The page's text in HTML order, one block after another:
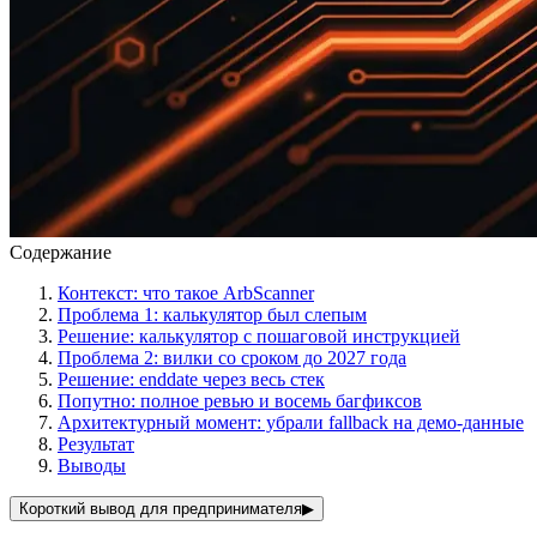
Содержание
Контекст: что такое ArbScanner
Проблема 1: калькулятор был слепым
Решение: калькулятор с пошаговой инструкцией
Проблема 2: вилки со сроком до 2027 года
Решение: enddate через весь стек
Попутно: полное ревью и восемь багфиксов
Архитектурный момент: убрали fallback на демо-данные
Результат
Выводы
Короткий вывод для предпринимателя▶